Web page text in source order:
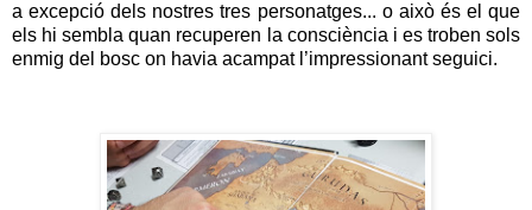
a excepció dels nostres tres personatges... o això és el que
els hi sembla quan recuperen la consciència i es troben sols
enmig del bosc on havia acampat l’impressionant seguici.